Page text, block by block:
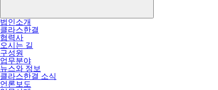
법인소개
클라스한결
협력사
오시는 길
구성원
업무분야
뉴스와 정보
클라스한결 소식
언론보도